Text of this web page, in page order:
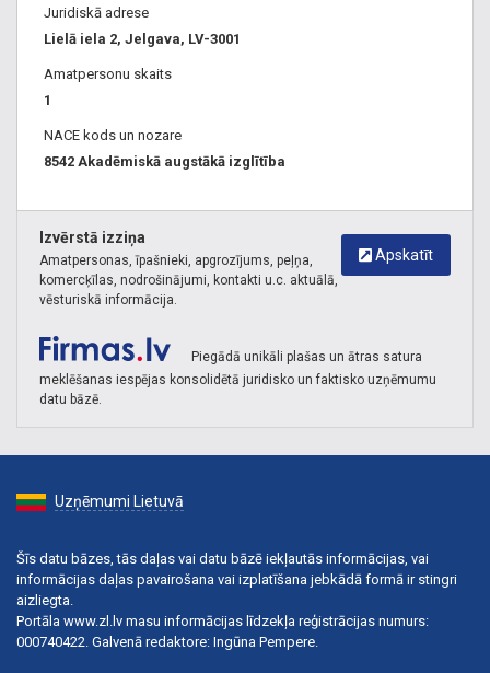
Juridiskā adrese
Lielā iela 2, Jelgava, LV-3001
Amatpersonu skaits
1
NACE kods un nozare
8542 Akadēmiskā augstākā izglītība
Apskatīt
Izvērstā izziņa
Amatpersonas, īpašnieki, apgrozījums, peļņa,
komercķīlas, nodrošinājumi, kontakti u.c. aktuālā,
vēsturiskā informācija.
Piegādā unikāli plašas un ātras satura
meklēšanas iespējas konsolidētā juridisko un faktisko uzņēmumu
datu bāzē.
Uzņēmumi Lietuvā
Šīs datu bāzes, tās daļas vai datu bāzē iekļautās informācijas, vai
informācijas daļas pavairošana vai izplatīšana jebkādā formā ir stingri
aizliegta.
Portāla www.zl.lv masu informācijas līdzekļa reģistrācijas numurs:
000740422. Galvenā redaktore: Ingūna Pempere.